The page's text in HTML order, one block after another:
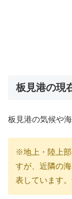
板見港の現
板見港の気候や
※地上・陸上部
すが、近隣の
表しています